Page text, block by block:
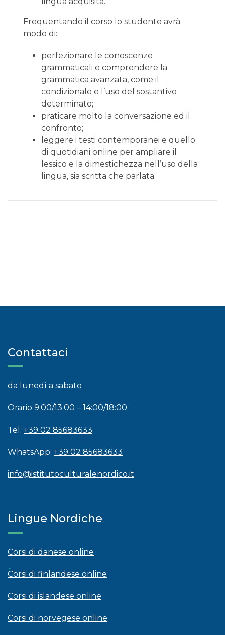
Frequentando il corso lo studente avrà
modo di:
perfezionare le conoscenze
grammaticali e comprendere la
grammatica avanzata, come il
condizionale e l’uso del sostantivo
determinato;
praticare molto la conversazione ed il
confronto;
leggere i testi contemporanei e quello
di quotidiani online per ampliare il
lessico e la dimestichezza nell’uso della
lingua, sia scritta che parlata.
Contattaci
da lunedì a sabato
Orario 9:00/13:00 – 14:00/18:00
Tel: +39 02 85683633
WhatsApp: +39 02 85683633
info@istitutoculturalenordico.it
Lingue Nordiche
Corsi di danese online
Corsi di finlandese online
Corsi di islandese online
Corsi di norvegese online